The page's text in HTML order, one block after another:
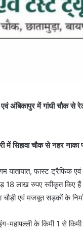
एवं अंबिकापुर में गांधी
में सिहावा चौक से नहर
यातायात, फास्ट ट्रैफिक
लाख रुपए स्वीकृत किए
एवं मजबूत सड़कों के
महापल्ली के किमी 1 से